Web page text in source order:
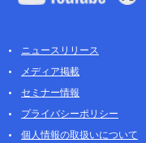
ニュースリリース
メディア掲載
セミナー情報
プライバシーポリシー
個人情報の取扱いについて